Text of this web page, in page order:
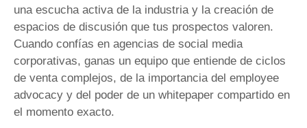
una escucha activa de la industria y la creación de
espacios de discusión que tus prospectos valoren.
Cuando confías en agencias de social media
corporativas, ganas un equipo que entiende de ciclos
de venta complejos, de la importancia del employee
advocacy y del poder de un whitepaper compartido en
el momento exacto.